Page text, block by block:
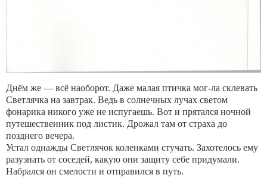
Днём же — всё наоборот. Даже малая птичка мог-ла склевать
Светлячка на завтрак. Ведь в солнечных лучах светом
фонарика никого уже не испугаешь. Вот и прятался ночной
путешественник под листик. Дрожал там от страха до
позднего вечера.
Устал однажды Светлячок коленками стучать. Захотелось ему
разузнать от соседей, какую они защиту себе придумали.
Набрался он смелости и отправился в путь.